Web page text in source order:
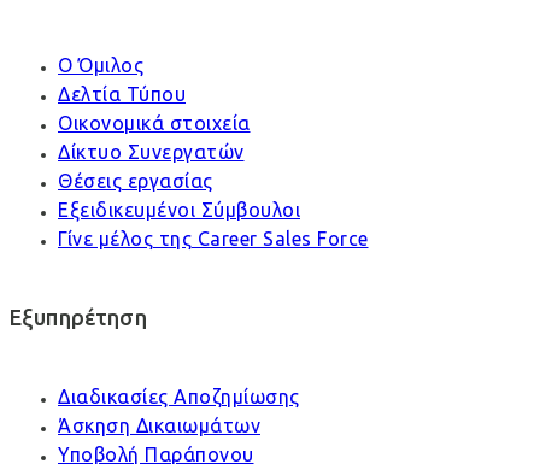
Ο Όμιλος
Δελτία Τύπου
Οικονομικά στοιχεία
Δίκτυο Συνεργατών
Θέσεις εργασίας
Εξειδικευμένοι Σύμβουλοι
Γίνε μέλος της Career Sales Force
Εξυπηρέτηση
Διαδικασίες Αποζημίωσης
Άσκηση Δικαιωμάτων
Υποβολή Παράπονου